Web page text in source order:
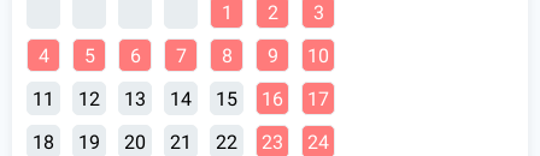
1
2
3
4
5 6 7 8 9
10
11
12 13 14 15 16
17
18
19 20 21 22 23
24